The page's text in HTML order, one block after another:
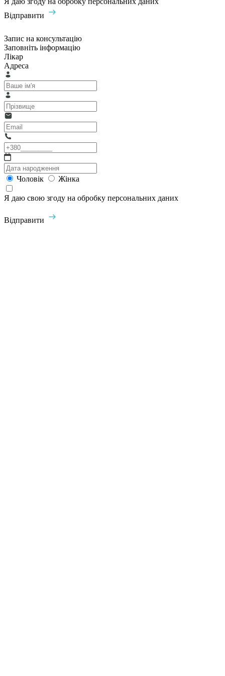
Відправити
Запис на консультацію
Заповніть інформацію
Лікар
Адреса
Чоловік Жінка
Я даю свою згоду на обробку персональних даних
Відправити